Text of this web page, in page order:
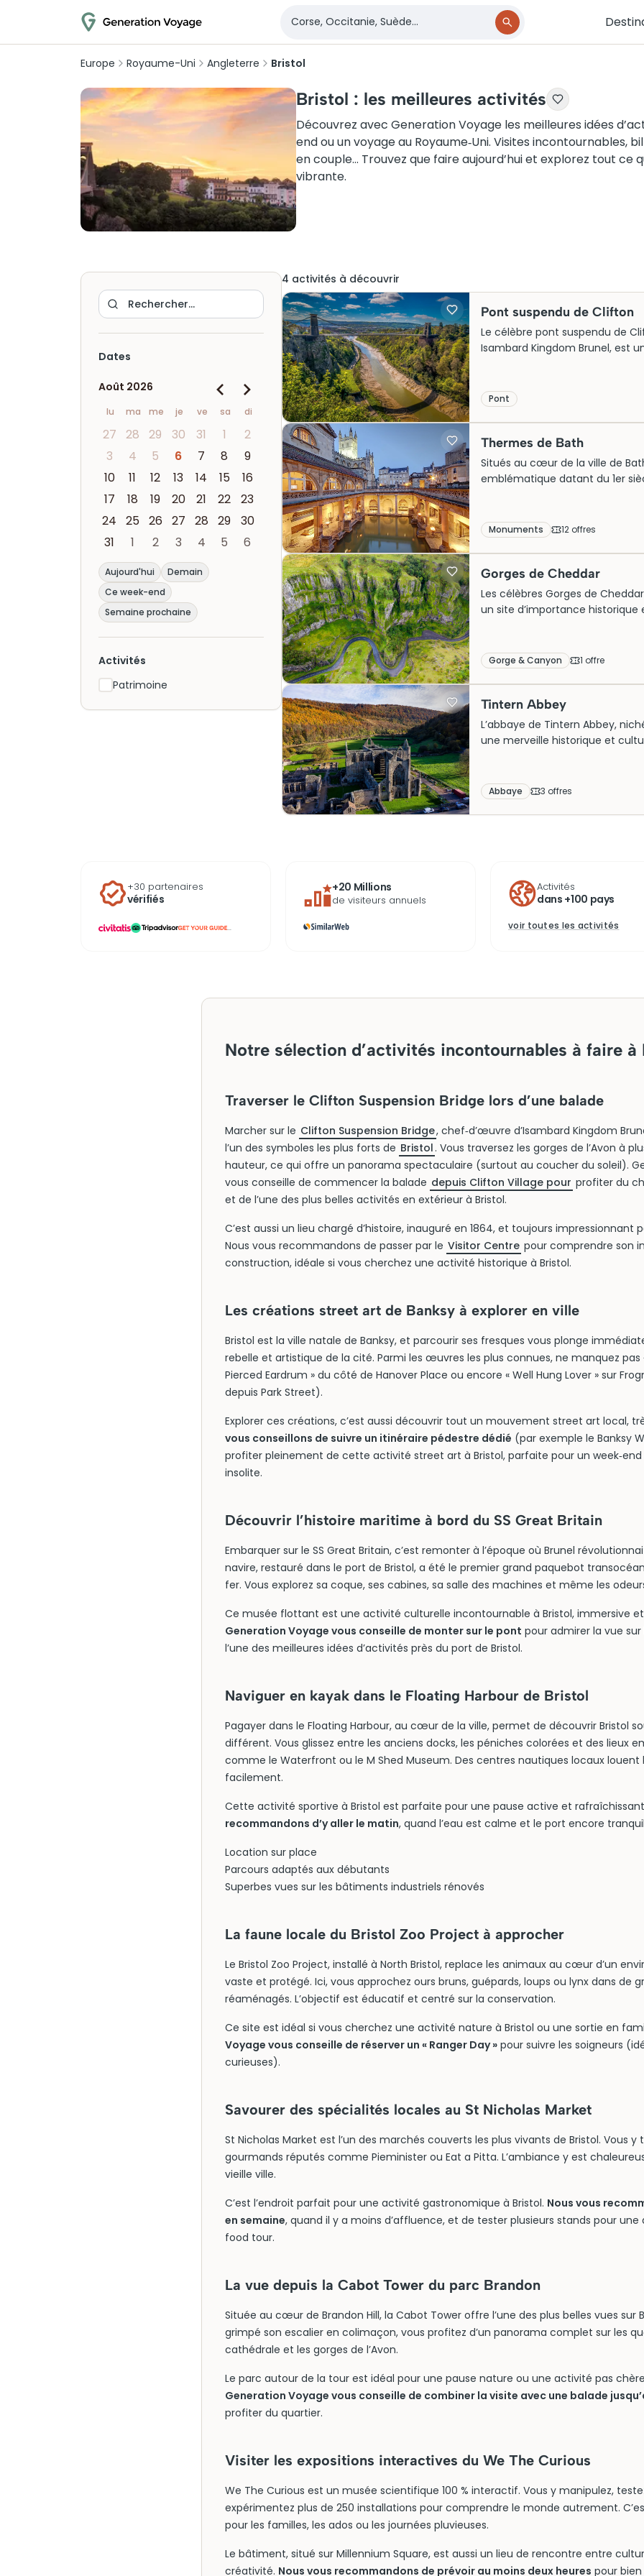
Europe Royaume-Uni Angleterre Bristol
Bristol : les meilleures activités
Découvrez avec Generation Voyage les meilleures idées
end ou un voyage au Royaume‑Uni. Visites incontournables,
en couple… Trouvez que faire aujourd’hui et explorez tout ce
vibrante.
Dates
Août 2026
lu ma me je ve sa di
27 28 29 30 31 1
2
3
4 5 6 7 8
9
10
11 12 13 14 15
16
17
18 19 20 21 22
23
24
25 26 27 28 29
30
31
1 2 3 4 5 6
Aujourd'hui
Demain
Ce week-end
Semaine prochaine
Activités
Patrimoine
4 activités à découvrir
Pont suspendu de Clifton
Le célèbre pont suspendu de
Isambard Kingdom Brunel, est
visiteurs chaque année,
guidée enrichit l’expérience
visite, n’oubliez pas de
de cette attraction
Pont
Thermes de Bath
Situés au cœur de la ville de
emblématique datant du 1er
temple, reflétant l’importance
le musée, se restaurer au
enfants.
Monuments 12 offres
Gorges de Cheddar
Les célèbres Gorges de
un site d’importance historique
Autrefois lieu de refuge, elles
prisée. Les visiteurs peuvent
admirant ainsi la majesté et
Gorge & Canyon 1 offre
Tintern Abbey
L’abbaye de Tintern Abbey,
une merveille historique et
nombreux visiteurs désireux
une visite offrent une plongée
prisée pour les amateurs
Abbaye 3 offres
+30 partenaires
vérifiés
...
+20 Millions
de visiteurs annuels
Activités
dans +100 pays
voir toutes les activités
Notre sélection d’activités incontournables à faire à
Traverser le Clifton Suspension Bridge lors d’une balade
Marcher sur le Clifton Suspension Bridge, chef‑d’œuvre d’Isambard Kingdom
l’un des symboles les plus forts de Bristol . Vous traversez les gorges de l’Avon à
hauteur, ce qui offre un panorama spectaculaire (surtout au coucher du soleil).
vous conseille de commencer la balade depuis Clifton Village pour profiter du
et de l’une des plus belles activités en extérieur à Bristol.
C’est aussi un lieu chargé d’histoire, inauguré en 1864, et toujours impressionnant
Nous vous recommandons de passer par le Visitor Centre pour comprendre son
construction, idéale si vous cherchez une activité historique à Bristol.
Les créations street art de Banksy à explorer en ville
Bristol est la ville natale de Banksy, et parcourir ses fresques vous plonge
rebelle et artistique de la cité. Parmi les œuvres les plus connues, ne manquez pas
Pierced Eardrum » du côté de Hanover Place ou encore « Well Hung Lover » sur
depuis Park Street).
Explorer ces créations, c’est aussi découvrir tout un mouvement street art local,
vous conseillons de suivre un itinéraire pédestre dédié (par exemple le Banksy
profiter pleinement de cette activité street art à Bristol, parfaite pour un
insolite.
Découvrir l’histoire maritime à bord du SS Great Britain
Embarquer sur le SS Great Britain, c’est remonter à l’époque où Brunel
navire, restauré dans le port de Bristol, a été le premier grand paquebot
fer. Vous explorez sa coque, ses cabines, sa salle des machines et même les
Ce musée flottant est une activité culturelle incontournable à Bristol, immersive
Generation Voyage vous conseille de monter sur le pont pour admirer la vue sur
l’une des meilleures idées d’activités près du port de Bristol.
Naviguer en kayak dans le Floating Harbour de Bristol
Pagayer dans le Floating Harbour, au cœur de la ville, permet de découvrir Bristol
différent. Vous glissez entre les anciens docks, les péniches colorées et des lieux
comme le Waterfront ou le M Shed Museum. Des centres nautiques locaux louent
facilement.
Cette activité sportive à Bristol est parfaite pour une pause active et
recommandons d’y aller le matin, quand l’eau est calme et le port encore
Location sur place
Parcours adaptés aux débutants
Superbes vues sur les bâtiments industriels rénovés
La faune locale du Bristol Zoo Project à approcher
Le Bristol Zoo Project, installé à North Bristol, replace les animaux au cœur d’un
vaste et protégé. Ici, vous approchez ours bruns, guépards, loups ou lynx dans de
réaménagés. L’objectif est éducatif et centré sur la conservation.
Ce site est idéal si vous cherchez une activité nature à Bristol ou une sortie en
Voyage vous conseille de réserver un « Ranger Day » pour suivre les soigneurs
curieuses).
Savourer des spécialités locales au St Nicholas Market
St Nicholas Market est l’un des marchés couverts les plus vivants de Bristol. Vous y
gourmands réputés comme Pieminister ou Eat a Pitta. L’ambiance y est
vieille ville.
C’est l’endroit parfait pour une activité gastronomique à Bristol. Nous vous
en semaine, quand il y a moins d’affluence, et de tester plusieurs stands pour
food tour.
La vue depuis la Cabot Tower du parc Brandon
Située au cœur de Brandon Hill, la Cabot Tower offre l’une des plus belles vues sur
grimpé son escalier en colimaçon, vous profitez d’un panorama complet sur les
cathédrale et les gorges de l’Avon.
Le parc autour de la tour est idéal pour une pause nature ou une activité pas
Generation Voyage vous conseille de combiner la visite avec une balade
profiter du quartier.
Visiter les expositions interactives du We The Curious
We The Curious est un musée scientifique 100 % interactif. Vous y manipulez,
expérimentez plus de 250 installations pour comprendre le monde autrement.
pour les familles, les ados ou les journées pluvieuses.
Le bâtiment, situé sur Millennium Square, est aussi un lieu de rencontre entre
créativité. Nous vous recommandons de prévoir au moins deux heures pour